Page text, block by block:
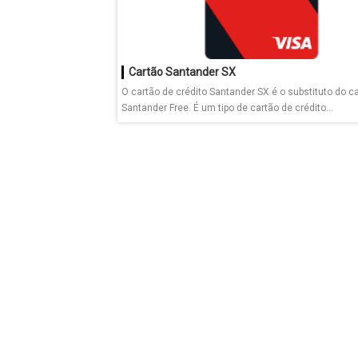
Cartão Santander SX
O cartão de crédito Santander SX é o substituto do
Santander Free. É um tipo de cartão de crédito...